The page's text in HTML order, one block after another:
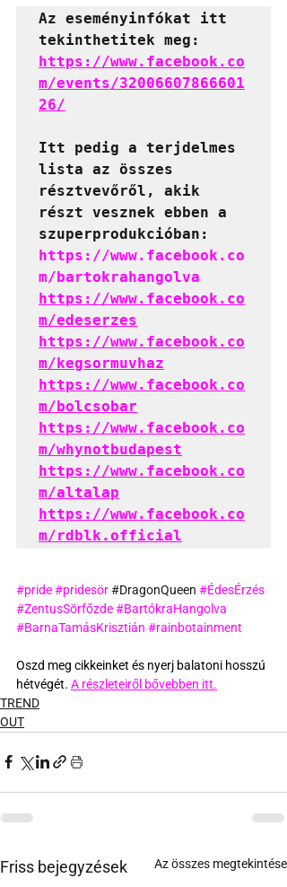
Az eseményinfókat itt
tekinthetitek meg:
https://www.facebook.co
m/events/32006607866601
26/
Itt pedig a terjdelmes
lista az összes
résztvevőről, akik
részt vesznek ebben a
https://www.facebook.co
m/bartokrahangolva
https://www.facebook.co
m/edeserzes
https://www.facebook.co
m/kegsormuvhaz
https://www.facebook.co
m/bolcsobar
https://www.facebook.co
m/whynotbudapest
https://www.facebook.co
m/altalap
https://www.facebook.co
m/rdblk.official
#pride#pridesör #DragonQueen #ÉdesÉrzés
#ZentusSörfőzde#BartókraHangolva
#BarnaTamásKrisztián #rainbotainment
Oszd meg cikkeinket és nyerj balatoni hosszú
hétvégét. A részleteiről bővebben itt.
TREND
OUT
Friss bejegyzések Az összes megtekintése